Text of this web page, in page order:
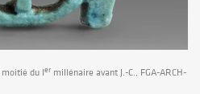
moitié du Ier millénaire avant J.-C., FGA-ARCH-